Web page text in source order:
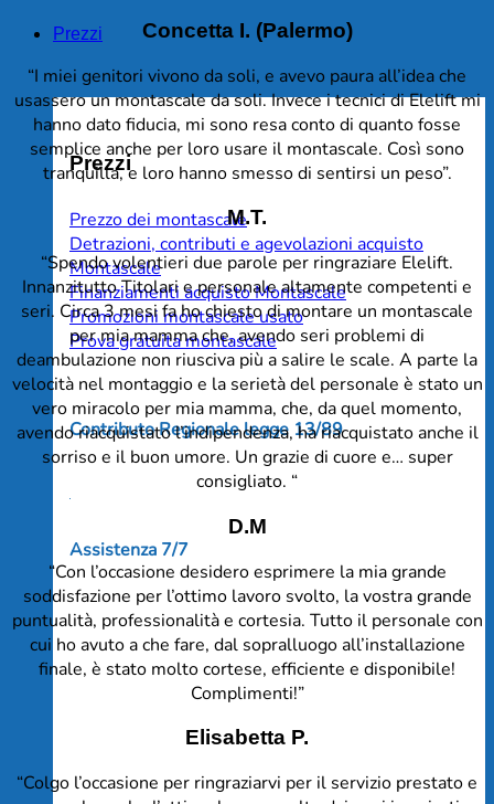
Prezzi
Prezzi
Prezzo dei montascale
Detrazioni, contributi e agevolazioni acquisto
Montascale
Finanziamenti acquisto Montascale
Promozioni montascale usato
Prova gratuita montascale
Contributo Regionale legge 13/89
Assistenza 7/7
Concetta I. (Palermo)
“I miei genitori vivono da soli, e avevo paura all’idea che
usassero un montascale da soli. Invece i tecnici di Elelift mi
hanno dato fiducia, mi sono resa conto di quanto fosse
semplice anche per loro usare il montascale. Così sono
tranquilla, e loro hanno smesso di sentirsi un peso”.
M.T.
“Spendo volentieri due parole per ringraziare Elelift.
Innanzitutto Titolari e personale altamente competenti e
seri. Circa 3 mesi fa ho chiesto di montare un montascale
per mia mamma che, avendo seri problemi di
deambulazione non riusciva più a salire le scale. A parte la
velocità nel montaggio e la serietà del personale è stato un
vero miracolo per mia mamma, che, da quel momento,
avendo riacquistato l’indipendenza, ha riacquistato anche il
sorriso e il buon umore. Un grazie di cuore e… super
consigliato. “
D.M
“Con l’occasione desidero esprimere la mia grande
soddisfazione per l’ottimo lavoro svolto, la vostra grande
puntualità, professionalità e cortesia. Tutto il personale con
cui ho avuto a che fare, dal sopralluogo all’installazione
finale, è stato molto cortese, efficiente e disponibile!
Complimenti!”
Elisabetta P.
“Colgo l’occasione per ringraziarvi per il servizio prestato e